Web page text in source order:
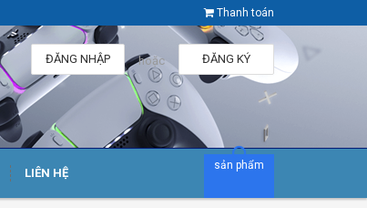
Thanh toán
ĐĂNG KÝ
hoặc
ĐĂNG NHẬP
LIÊN HỆ
sản phẩm